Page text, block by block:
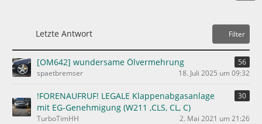
e
t
r
ä
e
Letzte Antwort Filter
[OM642] wundersame Ölvermehrung
56
spaetbremser
18. Juli 2025 um 09:32
!FORENAUFRUF! LEGALE Klappenabgasanlage
mit EG-Genehmigung (W211 ,CLS, CL, C)
30
TurboTimHH 2. Mai 2021 um 21:26